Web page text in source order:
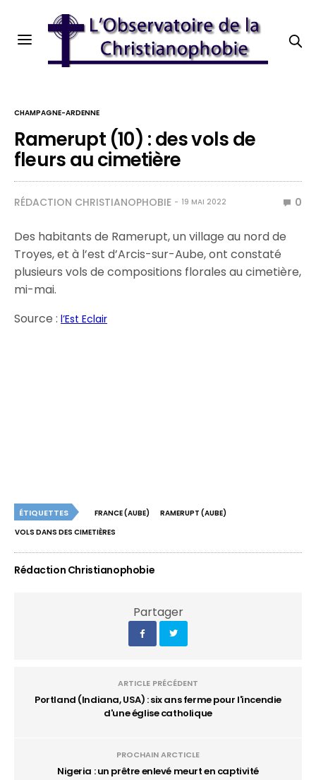
CHAMPAGNE-ARDENNE
Ramerupt (10) : des vols de
fleurs au cimetière
RÉDACTION CHRISTIANOPHOBIE 19 MAI 2022 0
Des habitants de Ramerupt, un village au nord de
Troyes, et à l’est d’Arcis-sur-Aube, ont constaté
plusieurs vols de compositions florales au cimetière,
mi-mai.
Source :l’Est Eclair
ÉTIQUETTES FRANCE (AUBE)
RAMERUPT (AUBE)
VOLS DANS DES CIMETIÈRES
Rédaction Christianophobie
Partager
ARTICLE PRÉCÉDENT
Portland (Indiana, USA) : six ans ferme pour l'incendie
d'une église catholique
PROCHAIN ARCTICLE
Nigeria : un prêtre enlevé meurt en captivité